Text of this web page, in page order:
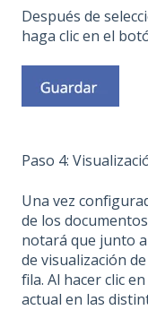
Después de
haga clic en el
Paso 4:
Una vez
de los
notará que junto
de visualización
fila. Al hacer clic
actual en las